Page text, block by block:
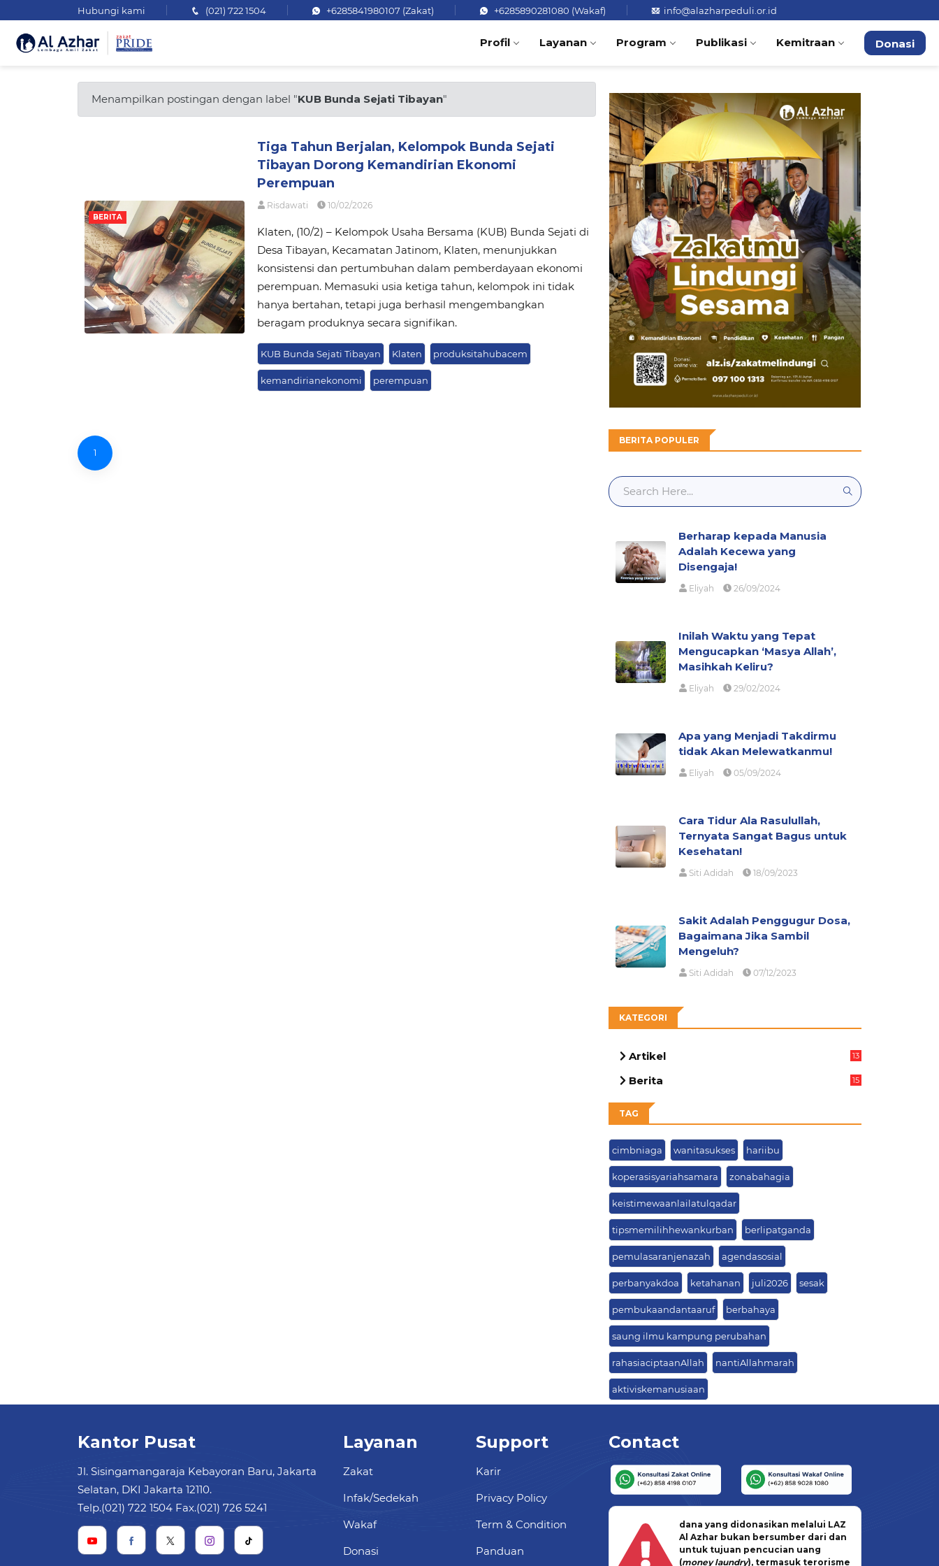
Hubungi kami (021) 722 1504 +6285841980107 (Zakat) +6285890281080 (Wakaf) info@alazharpeduli.or.id
Profil Layanan Program Publikasi Kemitraan Donasi
Menampilkan postingan dengan label "KUB Bunda Sejati Tibayan"
BERITA
Tiga Tahun Berjalan, Kelompok Bunda Sejati
Tibayan Dorong Kemandirian Ekonomi
Perempuan
Risdawati 10/02/2026
Klaten, (10/2) – Kelompok Usaha Bersama (KUB) Bunda Sejati di
Desa Tibayan, Kecamatan Jatinom, Klaten, menunjukkan
konsistensi dan pertumbuhan dalam pemberdayaan ekonomi
perempuan. Memasuki usia ketiga tahun, kelompok ini tidak
hanya bertahan, tetapi juga berhasil mengembangkan
beragam produknya secara signifikan.
KUB Bunda Sejati Tibayan Klaten produksitahubacem
kemandirianekonomi perempuan
1
BERITA POPULER
Berharap kepada Manusia
Adalah Kecewa yang
Disengaja!
Eliyah 26/09/2024
Inilah Waktu yang Tepat
Mengucapkan ‘Masya Allah’,
Masihkah Keliru?
Eliyah 29/02/2024
Apa yang Menjadi Takdirmu
tidak Akan Melewatkanmu!
Eliyah 05/09/2024
Cara Tidur Ala Rasulullah,
Ternyata Sangat Bagus untuk
Kesehatan!
Siti Adidah 18/09/2023
Sakit Adalah Penggugur Dosa,
Bagaimana Jika Sambil
Mengeluh?
Siti Adidah 07/12/2023
KATEGORI
Artikel
13
Berita
15
TAG
cimbniaga wanitasukses hariibu
koperasisyariahsamara zonabahagia
keistimewaanlailatulqadar
tipsmemilihhewankurban berlipatganda
pemulasaranjenazah agendasosial
perbanyakdoa ketahanan juli2026 sesak
pembukaandantaaruf berbahaya
saung ilmu kampung perubahan
rahasiaciptaanAllah nantiAllahmarah
aktiviskemanusiaan
Kantor Pusat
Jl. Sisingamangaraja Kebayoran Baru, Jakarta
Selatan, DKI Jakarta 12110.
Telp.(021) 722 1504 Fax.(021) 726 5241
Layanan
Zakat
Infak/Sedekah
Wakaf
Donasi
Support
Karir
Privacy Policy
Term & Condition
Panduan
Contact
dana yang didonasikan melalui LAZ
Al Azhar bukan bersumber dari dan
untuk tujuan pencucian uang
(money laundry), termasuk terorisme